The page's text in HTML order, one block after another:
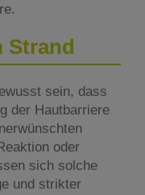
Strand
sein, dass
der Hautbarriere
oder
sich solche
und strikter